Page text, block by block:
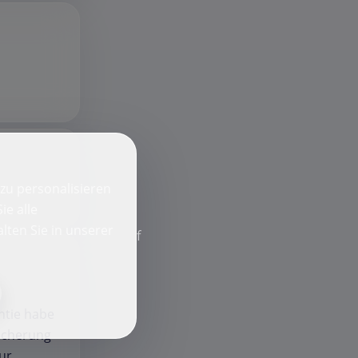
habe
personalisieren
alle
f